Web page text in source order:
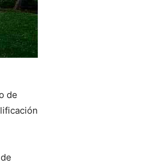
de